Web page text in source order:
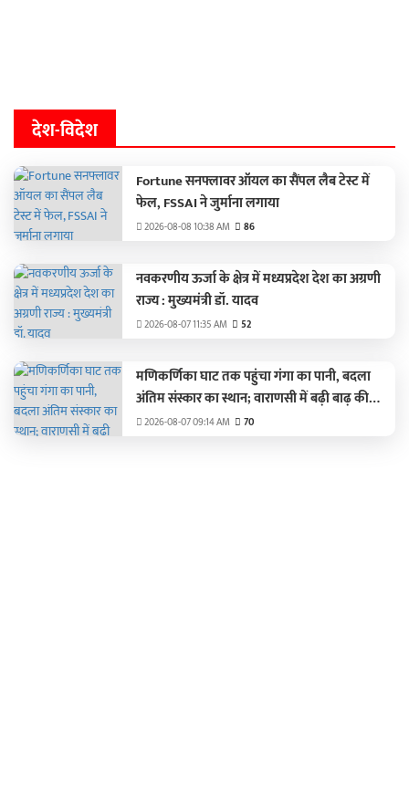
देश-विदेश
Fortune सनफ्लावर ऑयल का सैंपल लैब टेस्ट में
फेल, FSSAI ने जुर्माना लगाया
2026-08-08 10:38 AM 86
नवकरणीय ऊर्जा के क्षेत्र में मध्यप्रदेश देश का अग्रणी
राज्य : मुख्यमंत्री डॉ. यादव
2026-08-07 11:35 AM 52
मणिकर्णिका घाट तक पहुंचा गंगा का पानी, बदला
अंतिम संस्कार का स्थान; वाराणसी में बढ़ी बाढ़ की
चिंता
2026-08-07 09:14 AM 70